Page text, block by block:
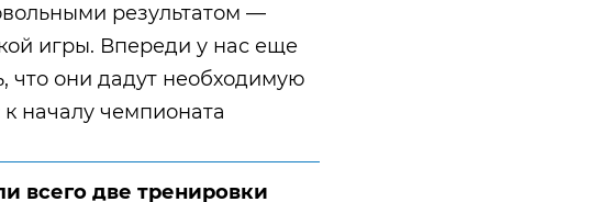
результатом —
игры. Впереди у нас еще
что они дадут необходимую
началу чемпионата
всего две тренировки